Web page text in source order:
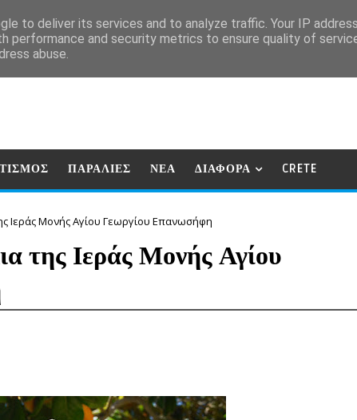
ΠΑΡΑΛΙΕΣ ΝΕΑ ΔΙΑΦΟΡΑ CRETE
Ιεράς Μονής Αγίου Γεωργίου Επανωσήφη
της Ιεράς Μονής Αγίου
to deliver its services and to analyze traffic. Your IP
performance and security metrics to ensure quality of
abuse.